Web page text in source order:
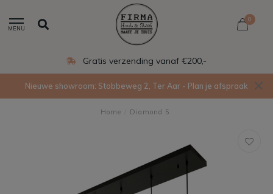
MENU
0
Gratis verzending vanaf €200,-
Nieuwe showroom: Stobbeweg 2, Ter Aar - Plan je afspraak
Home Diamond 5